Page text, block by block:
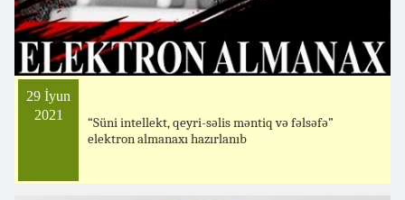
29 İyun
2021
“Süni intellekt, qeyri-səlis məntiq və fəlsəfə”
elektron almanaxı hazırlanıb